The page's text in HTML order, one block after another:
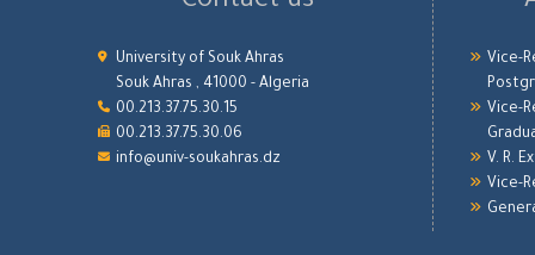
University of Souk Ahras
Souk Ahras , 41000 - Algeria
00.213.37.75.30.15
00.213.37.75.30.06
info@univ-soukahras.dz
Vice-
Vice-
V. R.
Vice-